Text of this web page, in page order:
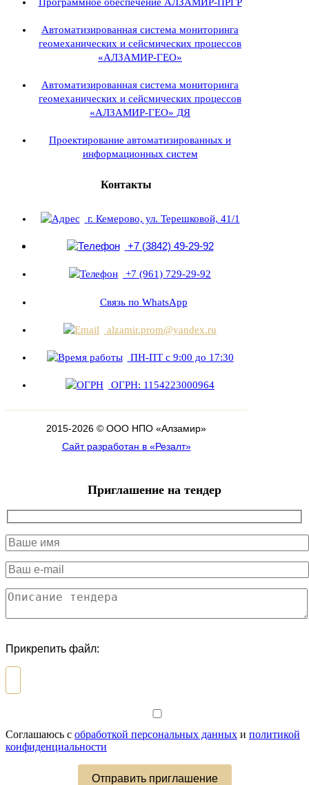
Автоматизированная система мониторинга
геомеханических и сейсмических процессов
«АЛЗАМИР-ГЕО»
Автоматизированная система мониторинга
геомеханических и сейсмических процессов
«АЛЗАМИР-ГЕО» ДЯ
Проектирование автоматизированных и
информационных систем
Контакты
г. Кемерово, ул. Терешковой, 41/1
+7 (3842) 49-29-92
+7 (961) 729-29-92
Связь по WhatsApp
alzamir.prom@yandex.ru
ПН-ПТ с 9:00 до 17:30
ОГРН: 1154223000964
2015-2026 © ООО НПО «Алзамир»
Сайт разработан в «Резалт»
Приглашение на тендер
Прикрепить файл:
Соглашаюсь с обработкой персональных данных и политикой
конфиденциальности